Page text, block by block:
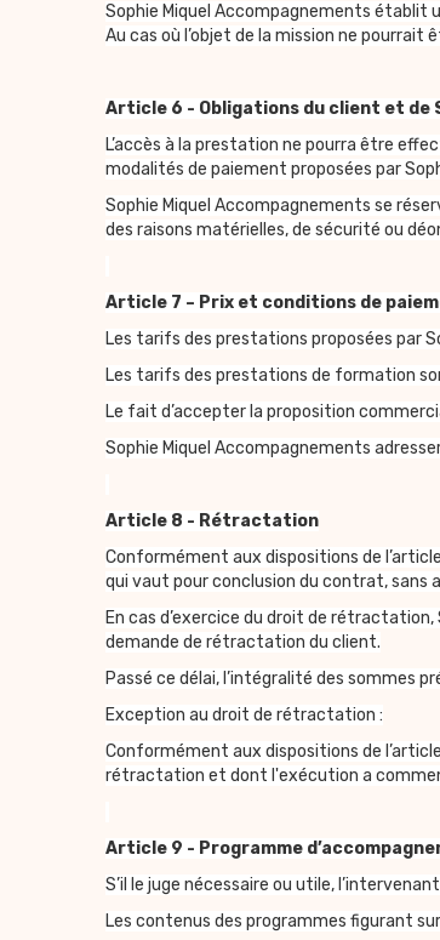
Sophie Miquel Accompagnements établit
Au cas où l’objet de la mission ne
Article 6 - Obligations du client et de
L’accès à la prestation ne pourra être
modalités de paiement proposées par
Sophie Miquel Accompagnements se
des raisons matérielles, de sécurité ou
Article 7 – Prix et conditions de
Les tarifs des prestations proposées par
Les tarifs des prestations de formation
Le fait d’accepter la proposition
Sophie Miquel Accompagnements
Article 8 - Rétractation
Conformément aux dispositions de
qui vaut pour conclusion du contrat, sans
En cas d’exercice du droit de
demande de rétractation du client.
Passé ce délai, l’intégralité des sommes
Exception au droit de rétractation :
Conformément aux dispositions de
rétractation et dont l'exécution a
Article 9 - Programme
S’il le juge nécessaire ou utile,
Les contenus des programmes figurant